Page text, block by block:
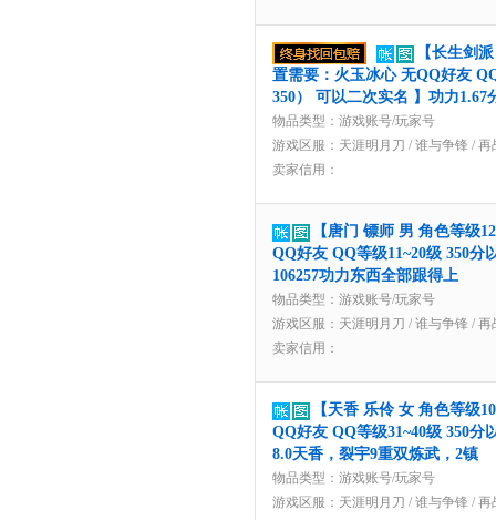
【长生剑
置需要：火玉冰心 无QQ好友
350） 可以二次实名 】功力1.67
物品类型：游戏账号/玩家号
游戏区服： 天涯明月刀 / 谁与争锋 / 再
卖家信用：
【唐门 镖师 男 角色等级
QQ好友 QQ等级11~20级 350分
106257功力东西全部跟得上
物品类型：游戏账号/玩家号
游戏区服： 天涯明月刀 / 谁与争锋 / 再
卖家信用：
【天香 乐伶 女 角色等级
QQ好友 QQ等级31~40级 350分
8.0天香，裂宇9重双炼武，2镇
物品类型：游戏账号/玩家号
游戏区服： 天涯明月刀 / 谁与争锋 / 再